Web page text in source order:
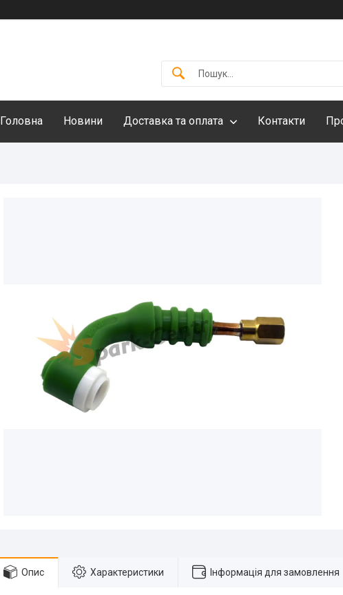
Головна Новини Доставка та оплата Контакти
Опис Характеристики Інформація для замовлення